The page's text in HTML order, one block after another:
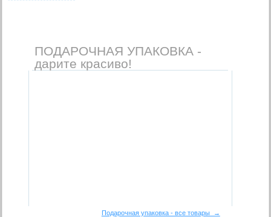
ПОДАРОЧНАЯ УПАКОВКА -
дарите красиво!
Подарочная упаковка - все товары →